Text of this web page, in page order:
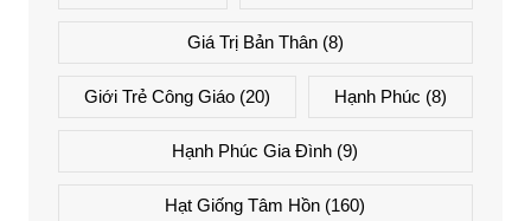
Giá Trị Bản Thân(8)
Giới Trẻ Công Giáo(20) Hạnh Phúc (8)
Hạnh Phúc Gia Đình (9)
Hạt Giống Tâm Hồn (160)